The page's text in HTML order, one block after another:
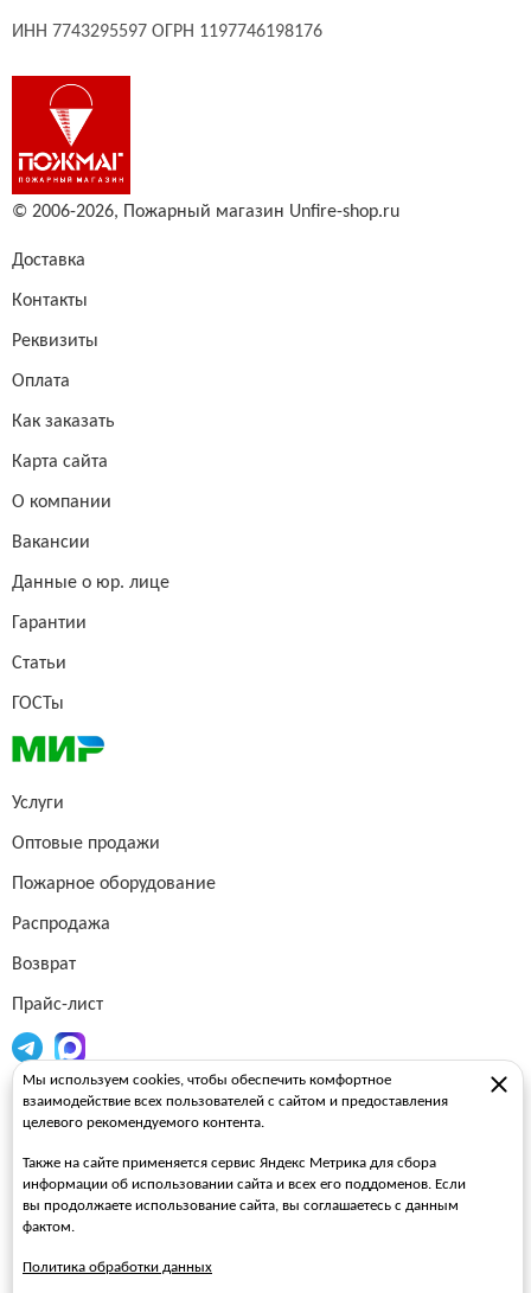
ИНН 7743295597 ОГРН 1197746198176
© 2006-2026, Пожарный магазин Unfire-shop.ru
Доставка
Контакты
Реквизиты
Оплата
Как заказать
Карта сайта
О компании
Вакансии
Данные о юр. лице
Гарантии
Статьи
ГОСТы
Услуги
Оптовые продажи
Пожарное оборудование
Распродажа
Возврат
Прайс-лист
Огнетушители
Пожарные стволы
Пожарные шкафы
FAQ
Мы используем cookies, чтобы обеспечить комфортное
взаимодействие всех пользователей с сайтом и предоставления
целевого рекомендуемого контента.
Также на сайте применяется сервис Яндекс Метрика для сбора
информации об использовании сайта и всех его поддоменов. Если
вы продолжаете использование сайта, вы соглашаетесь с данным
фактом.
Политика обработки данных